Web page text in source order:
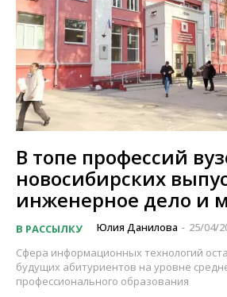
В топе профессий
новосибирских
инженерное дело и
В РАССЫЛКУ Юлия Данилова - 25/04/
Сфера информационных технологий
будущих абитуриентов на уровне
профессионального образования